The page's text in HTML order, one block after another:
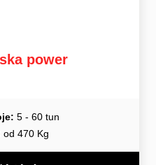
power
5 - 60 tun
od 470 Kg